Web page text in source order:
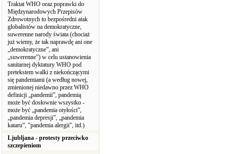
Traktat WHO oraz poprawki do
Międzynarodowych Przepisów
Zdrowotnych to bezpośredni atak
globalistów na demokratyczne,
suwerenne narody świata (chociaż
już wiemy, że tak naprawdę ani one
„demokratyczne”, ani
„suwerenne”) w celu ustanowienia
sanitarnej dyktatury WHO pod
pretekstem walki z niekończącymi
się pandemiami (a według nowej,
zmienionej niedawno przez WHO
definicji „pandemii”, pandemią
może być dosłownie wszystko -
może być „pandemia otyłości”,
„pandemia depresji”, „pandemia
kataru”, "pandemia alergii", itd.)
Ljubljana - protesty przeciwko
szczepieniom